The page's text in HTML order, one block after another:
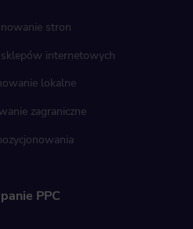
stron
internetowych
lokalne
zagraniczne
PPC